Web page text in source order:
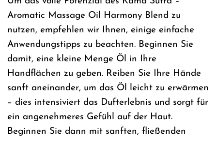
Aromatic Massage Oil Harmony Blend zu
nutzen, empfehlen wir Ihnen, einige einfache
Anwendungstipps zu beachten. Beginnen Sie
damit, eine kleine Menge Öl in Ihre
Handflächen zu geben. Reiben Sie Ihre Hände
sanft aneinander, um das Öl leicht zu erwärmen
– dies intensiviert das Dufterlebnis und sorgt für
ein angenehmeres Gefühl auf der Haut.
Beginnen Sie dann mit sanften, fließenden